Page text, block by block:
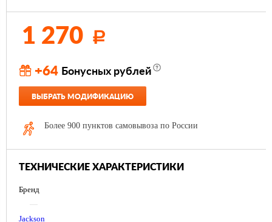
1 270 Р
+64 Бонусных рублей
ВЫБРАТЬ МОДИФИКАЦИЮ
Более 900 пунктов самовывоза по России
ТЕХНИЧЕСКИЕ ХАРАКТЕРИСТИКИ
Бренд
—
Jackson